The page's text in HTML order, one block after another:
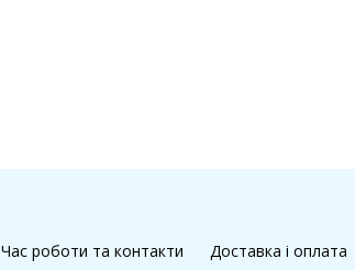
Час роботи та контакти Доставка і оплата